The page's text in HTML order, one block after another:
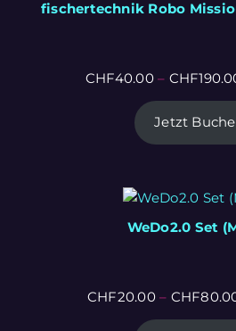
fischertechnik Robo
CHF40.00– CHF
Jetzt
WeDo2.0 Set
CHF20.00– CHF